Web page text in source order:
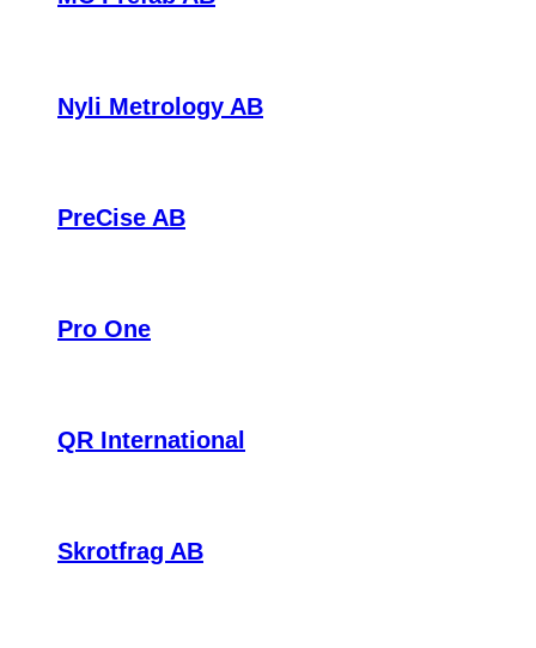
Nyli Metrology AB
PreCise AB
Pro One
QR International
Skrotfrag AB